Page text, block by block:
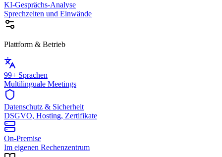
KI-Gesprächs-Analyse
Sprechzeiten und Einwände
Plattform & Betrieb
99+ Sprachen
Multilinguale Meetings
Datenschutz & Sicherheit
DSGVO, Hosting, Zertifikate
On-Premise
Im eigenen Rechenzentrum